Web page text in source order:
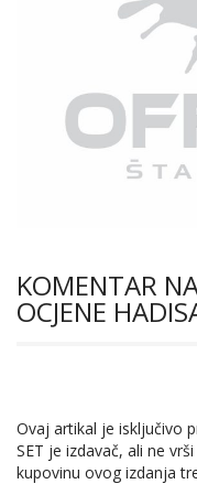
KOMENTAR
OCJENE
Ovaj artikal je isključivo
SET je izdavač, ali ne
kupovinu ovog izdanja